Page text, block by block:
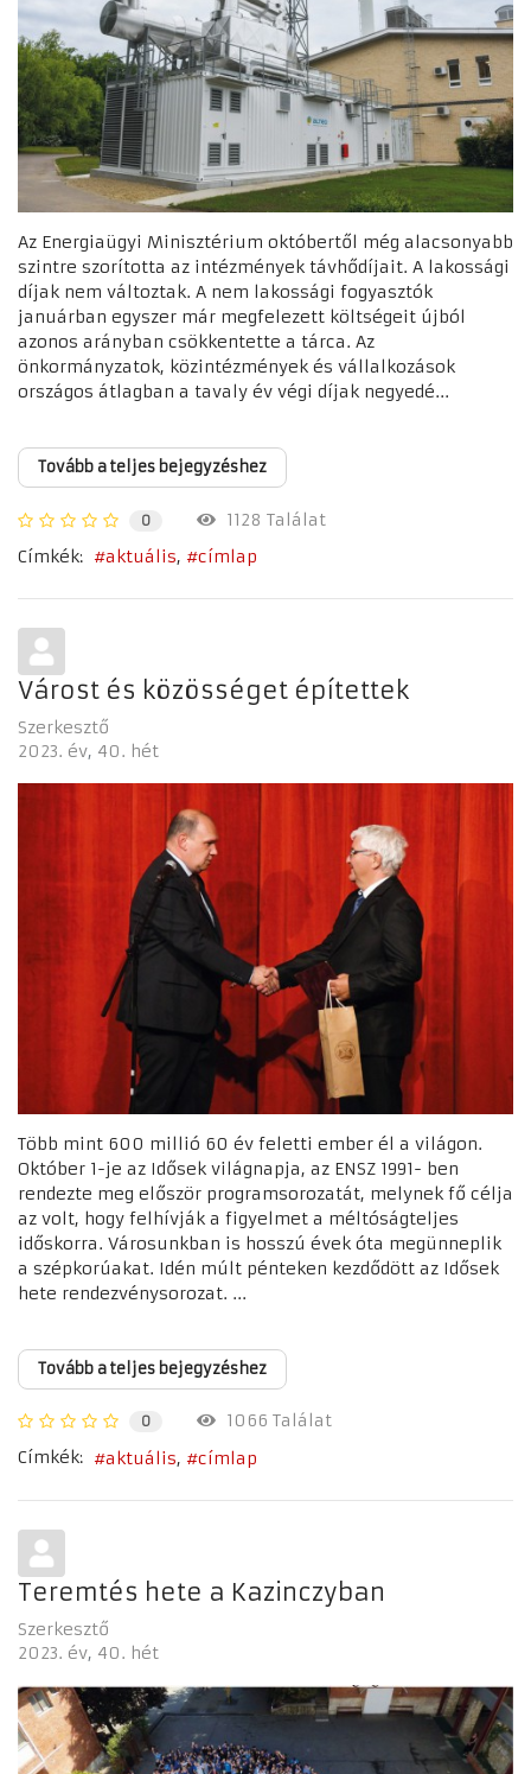
Az Energiaügyi Minisztérium októbertől még alacsonyabb
szintre szorította az intézmények távhődíjait. A lakossági
díjak nem változtak. A nem lakossági fogyasztók
januárban egyszer már megfelezett költségeit újból
azonos arányban csökkentette a tárca. Az
önkormányzatok, közintézmények és vállalkozások
országos átlagban a tavaly év végi díjak negyedé...
Tovább a teljes bejegyzéshez
0
1128 Találat
Címkék:
aktuális címlap
Várost és közösséget építettek
Szerkesztő
2023. év 40. hét
Több mint 600 millió 60 év feletti ember él a világon.
Október 1-je az Idősek világnapja, az ENSZ 1991- ben
rendezte meg először programsorozatát, melynek fő célja
az volt, hogy felhívják a figyelmet a méltóságteljes
időskorra. Városunkban is hosszú évek óta megünneplik
a szépkorúakat. Idén múlt pénteken kezdődött az Idősek
hete rendezvénysorozat. ...
Tovább a teljes bejegyzéshez
0
1066 Találat
Címkék:
aktuális címlap
Teremtés hete a Kazinczyban
Szerkesztő
2023. év 40. hét